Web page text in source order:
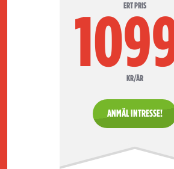
ERT PRIS
KR/ÅR
ANMÄL INTRESSE!